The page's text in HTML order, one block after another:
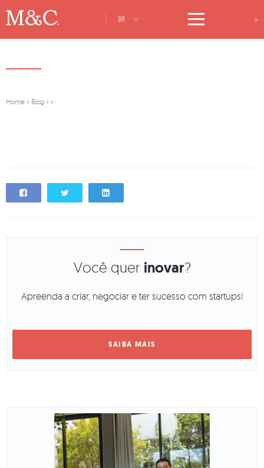
BR >
Home » Blog » »
Você quer inovar?
Apreenda a criar, negociar e ter sucesso com startups!